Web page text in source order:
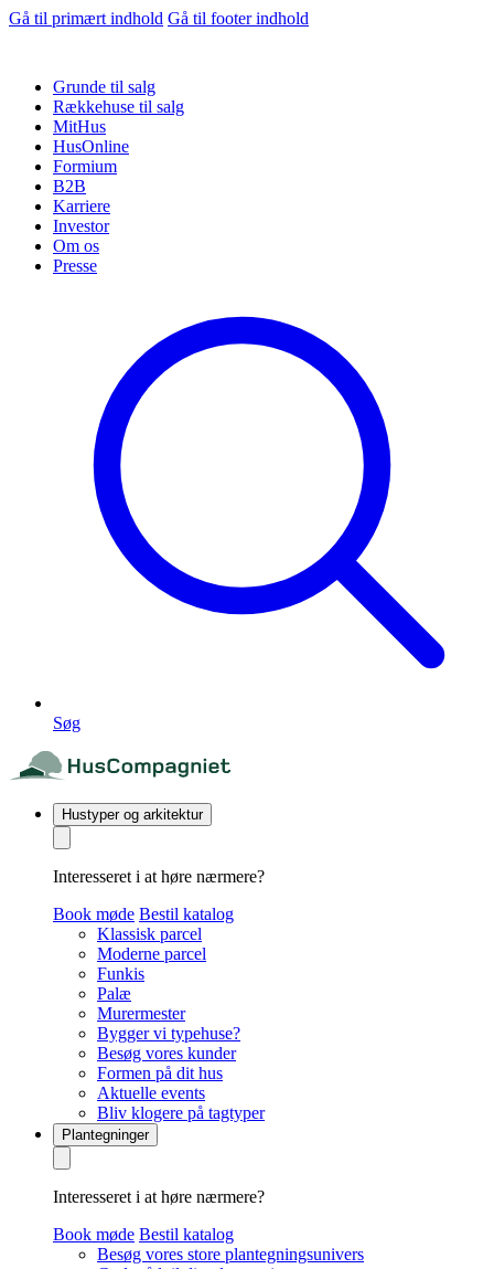
Gå til primært indhold Gå til footer indhold
Grunde til salg
Rækkehuse til salg
MitHus
HusOnline
Formium
B2B
Karriere
Investor
Om os
Presse
Søg
Hustyper og arkitektur
Interesseret i at høre nærmere?
Book møde Bestil katalog
Klassisk parcel
Moderne parcel
Funkis
Palæ
Murermester
Bygger vi typehuse?
Besøg vores kunder
Formen på dit hus
Aktuelle events
Bliv klogere på tagtyper
Plantegninger
Interesseret i at høre nærmere?
Book møde Bestil katalog
Besøg vores store plantegningsunivers